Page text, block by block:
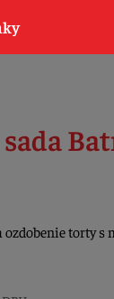
ozdobenie torty